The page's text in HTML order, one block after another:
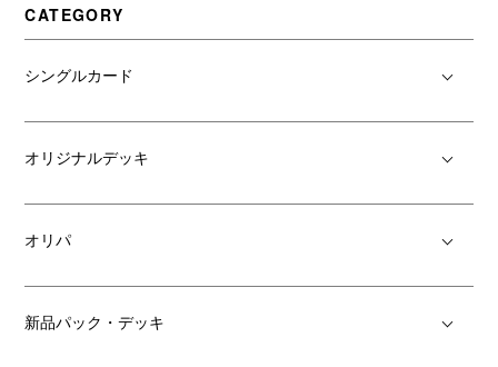
CATEGORY
シングルカード
オリジナルデッキ
オリパ
新品パック・デッキ